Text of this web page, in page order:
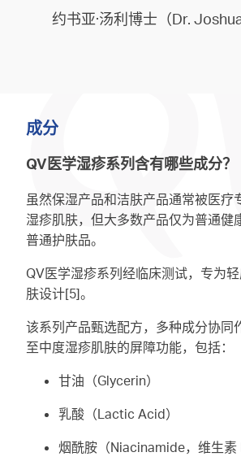
约书亚·汤利博士（Dr.
成分
QV医学湿疹系列含有哪些成分？
虽然保湿产品和洁肤产品通常被医疗
湿疹肌肤，但大多数产品仅为普通健
普通护肤品。
QV医学湿疹系列经临床测试，专为
肤设计[5]。
该系列产品甄选配方，多种成分协同
至中度湿疹肌肤的屏障功能，包括：
甘油（Glycerin）
乳酸（Lactic Acid）
烟酰胺（Niacinamide，维生素